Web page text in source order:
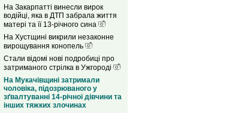
На Закарпатті винесли вирок
водійці, яка в ДТП забрала життя
матері та її 13-річного сина
На Хустщині викрили незаконне
вирощування конопель
Стали відомі нові подробиці про
затриманого стрілка в Ужгороді
На Мукачівщині затримали
чоловіка, підозрюваного у
зґвалтуванні 14-річної дівчини та
інших тяжких злочинах